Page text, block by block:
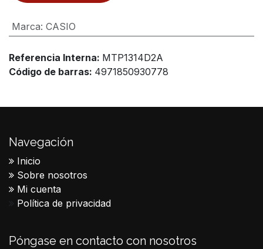
Marca: CASIO
Referencia Interna: MTP1314D2A
Código de barras: 4971850930778
Navegación
Inicio
Sobre nosotros
Mi cuenta
Política de privacidad
Póngase en contacto con nosotros